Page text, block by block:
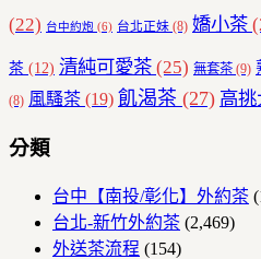
(22) 台中約炮 (6) 台北正妹 (8) 嬌小茶
茶 (12) 清純可愛茶 (25) 無套茶 (9)
(8) 風騷茶 (19) 飢渴茶 (27) 高
分類
台中【南投/彰化】外約茶
台北-新竹外約茶 (2,469)
外送茶流程 (154)